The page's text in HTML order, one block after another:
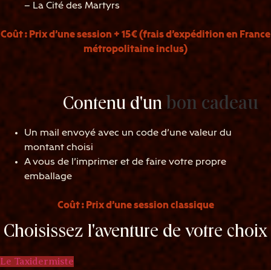
– La Cité des Martyrs
Coût : Prix d’une session + 15€ (frais d’expédition en France
métropolitaine inclus)
Contenu d'un bon cadeau
Un mail envoyé avec un code d’une valeur du
montant choisi
A vous de l’imprimer et de faire votre propre
emballage
Coût : Prix d’une session classique
Choisissez l'aventure de votre choix
Le Taxidermiste